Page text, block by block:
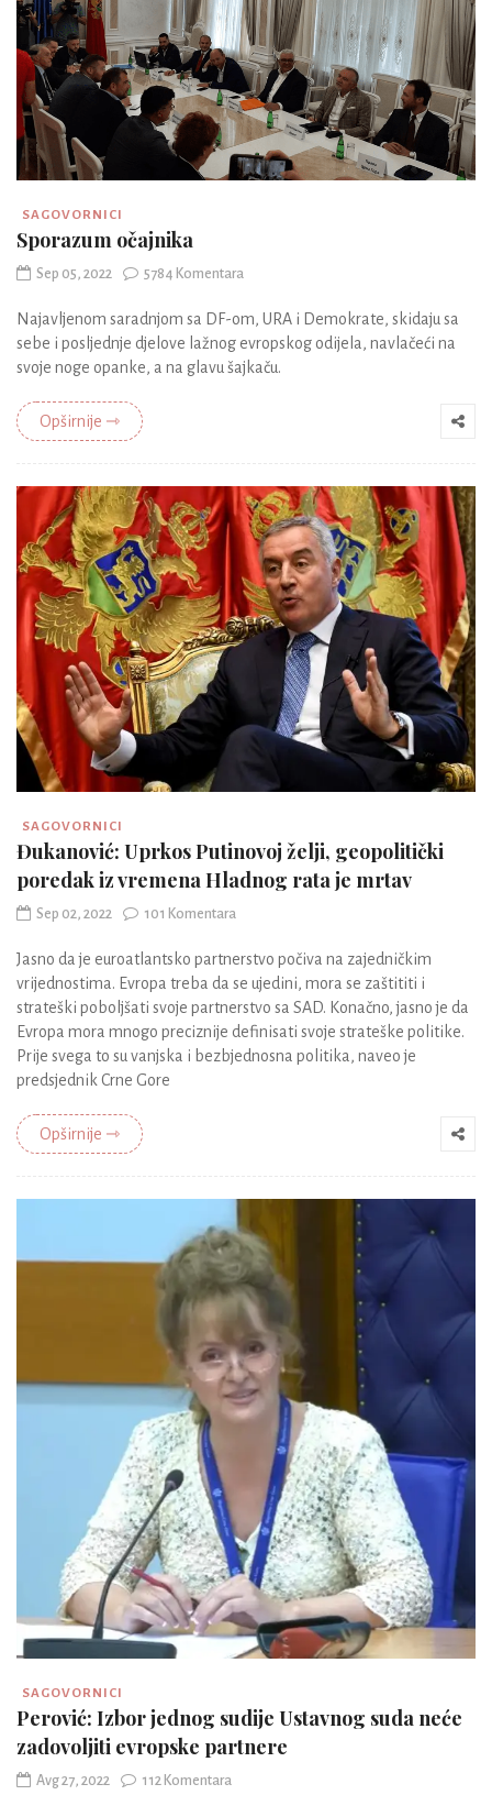
SAGOVORNICI
Sporazum očajnika
Sep 05, 2022 5784 Komentara
Najavljenom saradnjom sa DF-om, URA i Demokrate, skidaju sa
sebe i posljednje djelove lažnog evropskog odijela, navlačeći na
svoje noge opanke, a na glavu šajkaču.
Opširnije ⇾
SAGOVORNICI
Đukanović: Uprkos Putinovoj želji, geopolitički
poredak iz vremena Hladnog rata je mrtav
Sep 02, 2022 101 Komentara
Jasno da je euroatlantsko partnerstvo počiva na zajedničkim
vrijednostima. Evropa treba da se ujedini, mora se zaštititi i
strateški poboljšati svoje partnerstvo sa SAD. Konačno, jasno je da
Evropa mora mnogo preciznije definisati svoje strateške politike.
Prije svega to su vanjska i bezbjednosna politika, naveo je
predsjednik Crne Gore
Opširnije ⇾
SAGOVORNICI
Perović: Izbor jednog sudije Ustavnog suda neće
zadovoljiti evropske partnere
Avg 27, 2022 112 Komentara